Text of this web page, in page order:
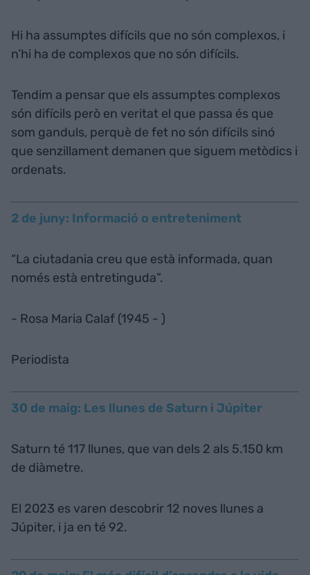
Hi ha assumptes difícils que no són complexos, i
n’hi ha de complexos que no són difícils.
Tendim a pensar que els assumptes complexos
són difícils però en veritat el que passa és que
som ganduls, perquè de fet no són difícils sinó
que senzillament demanen que siguem metòdics i
ordenats.
2 de juny: Informació o entreteniment
“La ciutadania creu que està informada, quan
només està entretinguda”.
- Rosa Maria Calaf (1945 - )
Periodista
30 de maig: Les llunes de Saturn i Júpiter
Saturn té 117 llunes, que van dels 2 als 5.150 km
de diàmetre.
El 2023 es varen descobrir 12 noves llunes a
Júpiter, i ja en té 92.